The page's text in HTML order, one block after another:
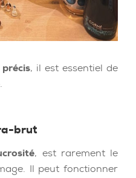
, il est essentiel de
.
brut
, est rarement le
Il peut fonctionner